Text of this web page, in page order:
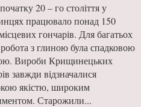
20 – го століття у
працювало понад 150
гончарів. Для багатьох
з глиною була спадковою
Вироби Крищинецьких
завжди відзначалися
якістю, широким
Старожили...